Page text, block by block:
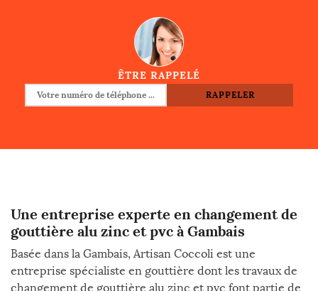
ÊTRE RAPPELÉ
Une entreprise experte en changement de
gouttière alu zinc et pvc à Gambais
Basée dans la Gambais, Artisan Coccoli est une
entreprise spécialiste en gouttière dont les travaux de
changement de gouttière alu zinc et pvc font partie de